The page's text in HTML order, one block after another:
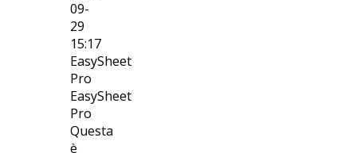
09-
29
15:17
EasySheet
Pro
EasySheet
Pro
Questa
è